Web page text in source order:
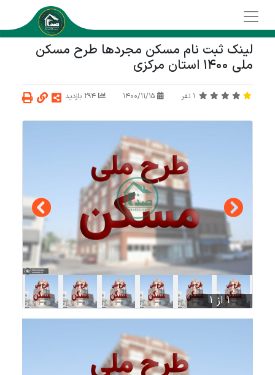
لینک ثبت نام مسکن مجردها طرح مسکن
ملی 1400 استان مرکزی
1 نفر
1 از 1